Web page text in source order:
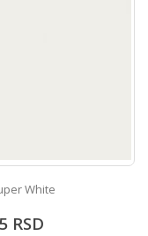
White
RSD